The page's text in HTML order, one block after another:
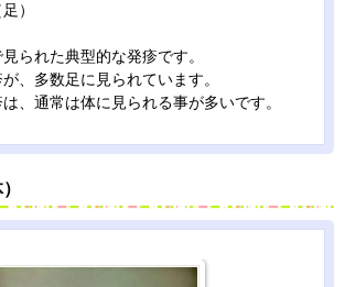
）
られた典型的な発疹です。
、多数足に見られています。
、通常は体に見られる事が多いです。